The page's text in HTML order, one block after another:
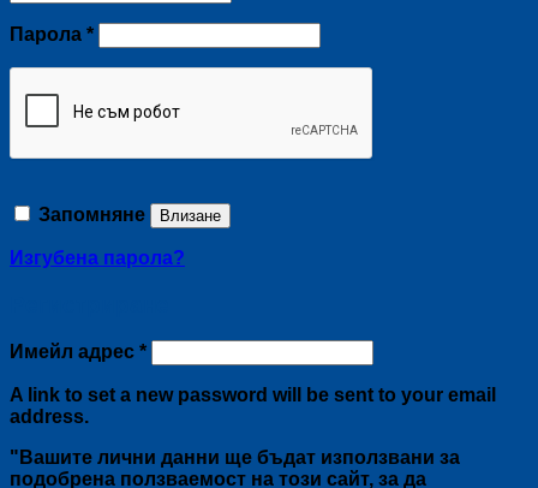
Парола *Задължително
Запомняне Влизане
Изгубена парола?
Имейл адрес *Задължително
A link to set a new password will be sent to your email
address.
"Вашите лични данни ще бъдат използвани за
подобрена ползваемост на този сайт, за да